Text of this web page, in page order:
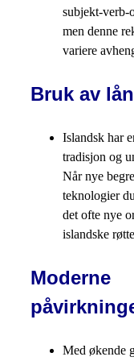
subjekt-verb-
men denne
variere
Bruk av
Islandsk har
tradisjon og
Når nye
teknologier
det ofte nye
islandske
Moderne
Med økende